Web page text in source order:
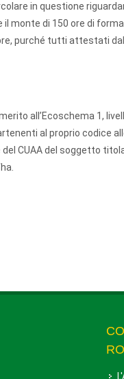
in questione
monte di 150 ore di
purché tutti attestati
all’Ecoschema 1,
al proprio codice
CUAA del soggetto